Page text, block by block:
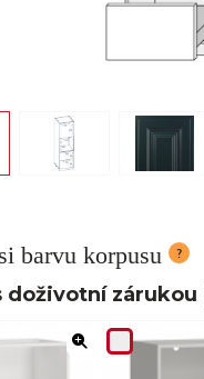
barvu korpusu
doživotní zárukou